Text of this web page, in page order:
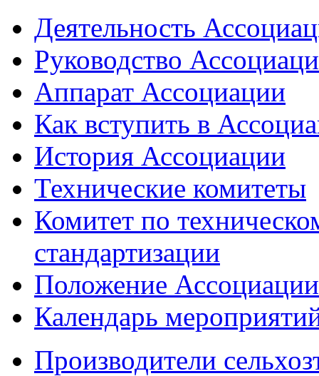
Деятельность
Руководство
Аппарат Ассоциации
Как вступить в
История Ассоциации
Технические комитеты
Комитет по
стандартизации
Положение
Календарь
Производители